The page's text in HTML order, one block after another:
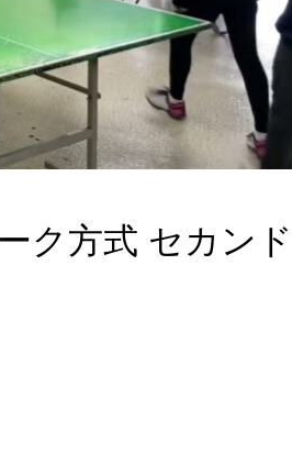
ク方式 セカンド